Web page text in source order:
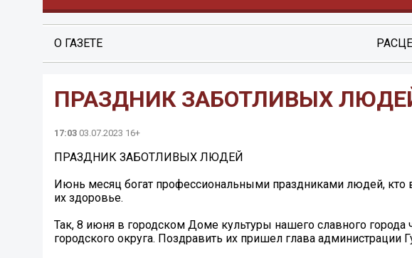
О ГАЗЕТЕ
ПРАЗДНИК ЗАБОТЛИВЫХ
17:03 03.07.2023 16+
ПРАЗДНИК ЗАБОТЛИВЫХ ЛЮДЕЙ
Июнь месяц богат профессиональными праздниками людей,
их здоровье.
Так, 8 июня в городском Доме культуры нашего славного
городского округа. Поздравить их пришел глава администрации